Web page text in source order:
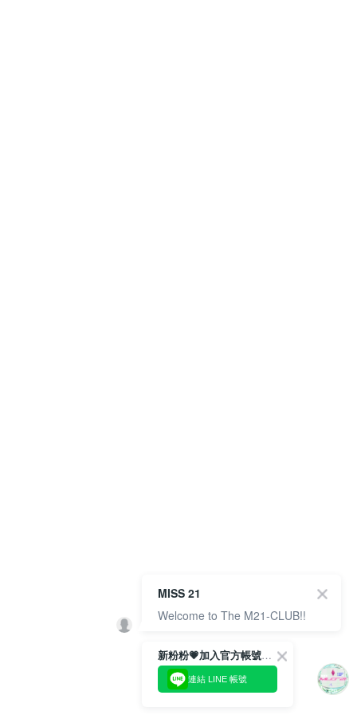
新粉粉💗加入官方帳號綁定會員成功拿✨$100優惠券✨
連結 LINE 帳號
MISS 21
Welcome to The M21-CLUB!!